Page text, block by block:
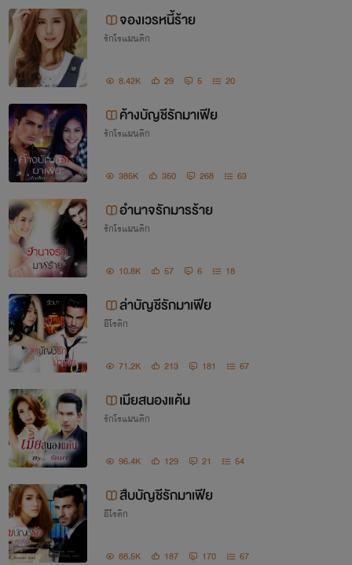
จองเวรหนี้ร้าย
รักโรแมนติก
8.42K 29 5 20
ค้างบัญชีรักมาเฟีย
รักโรแมนติก
385K 350 268 63
อำนาจรักมารร้าย
รักโรแมนติก
10.8K 57 6 18
ล่าบัญชีรักมาเฟีย
อีโรติก
71.2K 213 181 67
เมียสนองแค้น
รักโรแมนติก
96.4K 129 21 54
สืบบัญชีรักมาเฟีย
อีโรติก
88.5K 187 170 67